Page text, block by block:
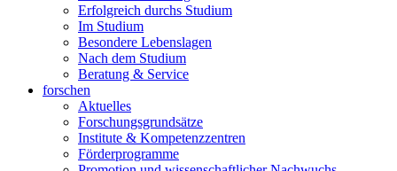
Erfolgreich durchs Studium
Im Studium
Besondere Lebenslagen
Nach dem Studium
Beratung & Service
forschen
Aktuelles
Forschungsgrundsätze
Institute & Kompetenzzentren
Förderprogramme